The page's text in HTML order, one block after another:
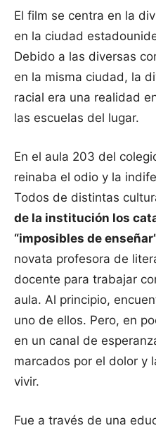
El film se centra en la
en la ciudad
Debido a las diversas
en la misma ciudad, la
racial era una realidad
las escuelas del lugar.
En el aula 203 del
reinaba el odio y la
Todos de distintas
de la institución los
“imposibles de
novata profesora de
docente para trabajar
aula. Al principio,
uno de ellos. Pero, en
en un canal de
marcados por el dolor y
vivir.
Fue a través de una